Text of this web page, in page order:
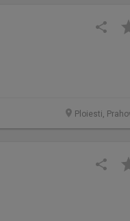
Ploiesti,